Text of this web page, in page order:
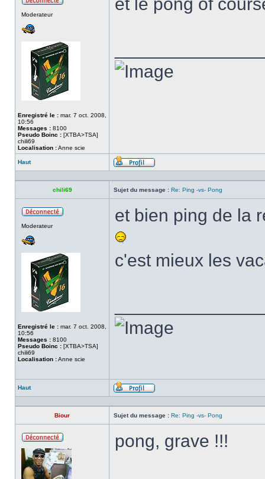
Moderateur
Enregistré le : mar. 7 oct. 2008,
10:56
Messages : 8100
Pseudo Boinc : [XTBA>TSA]
chili69
Localisation :Anne scie
Haut
Profil
chili69 Sujet du message : Re: Ping -vs- Pong
Moderateur
Enregistré le : mar. 7 oct. 2008,
10:56
Messages : 8100
Pseudo Boinc : [XTBA>TSA]
chili69
Localisation :Anne scie
et bien ping de la
c'est mieux les
Haut
Profil
Biour Sujet du message : Re: Ping -vs- Pong
ligne
pong, grave !!!